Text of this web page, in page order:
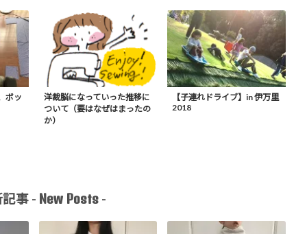
ボッ
洋裁脳になっていった推移に
ついて（要はなぜはまったの
か）
【子連れドライブ】in 伊万里
2018
事 - New Posts -